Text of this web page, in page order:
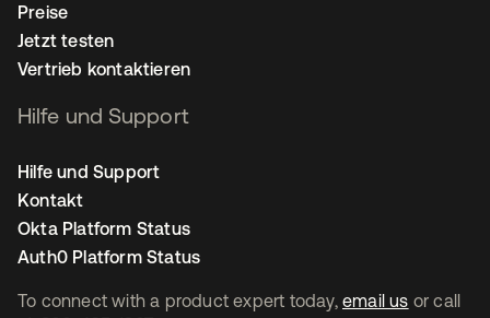
To connect with a product expert today, email us or call
Preise
Jetzt testen
Vertrieb kontaktieren
Hilfe und Support
Hilfe und Support
Kontakt
Okta Platform Status
Auth0 Platform Status